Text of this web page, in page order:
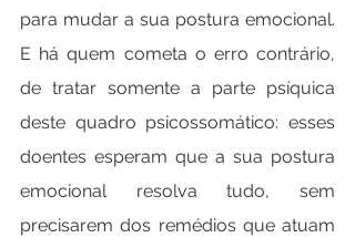
para mudar a sua postura emocional.
E há quem cometa o erro contrário,
de tratar somente a parte psíquica
deste quadro psicossomático: esses
doentes esperam que a sua postura
emocional resolva tudo, sem
precisarem dos remédios que atuam